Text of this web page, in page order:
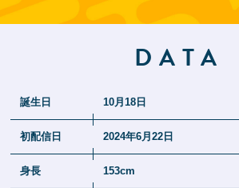
DATA
誕生日 10月18日
初配信日 2024年6月22日
身長 153cm